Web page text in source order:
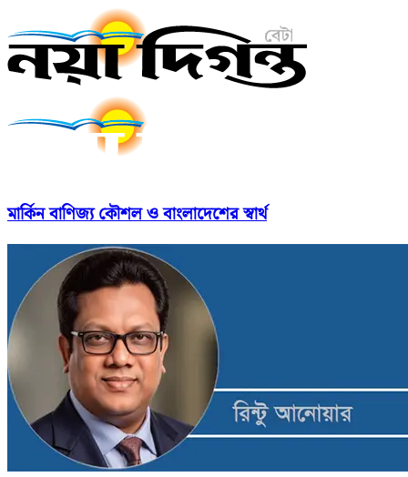
মার্কিন বাণিজ্য কৌশল ও বাংলাদেশের স্বার্থ